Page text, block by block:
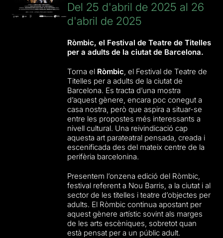
Del 25 d'abril de 2025 al 26
d'abril de 2025
Ròmbic, el Festival de Teatre de Titelles
per a adults de la ciutat de Barcelona.
Torna el Ròmbic, el Festival de Teatre de
Titelles per a adults de la ciutat de
Barcelona. Es tracta d’una mostra
d’aquest gènere, encara poc conegut a
casa nostra, però que aspira a situar-se
entre les propostes més interessants a
nivell cultural. Una reivindicació cap
aquesta art parateatral pensada, creada i
escenificada des del mateix centre de la
perifèria barcelonina.
Presentem l’onzena edició del Ròmbic,
festival referent a Nou Barris, a la ciutat i al
sector de les titelles i teatre d’objectes per
adults. El Ròmbic continua apostant per
aquest gènere artístic sovint als marges
de les arts escèniques, sobretot quan
està pensat per a un públic adult.